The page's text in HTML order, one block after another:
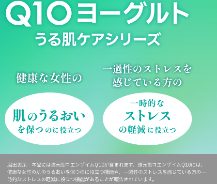
届出表示：本品には還元型コエンザイムQ10が含まれます。還元型コエンザイムQ10には、
健康な女性の肌のうるおいを保つのに役立つ機能や、一過性のストレスを感じている方の一
時的なストレスの軽減に役立つ機能があることが報告されています。